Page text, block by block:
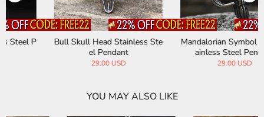
Bull Skull Head Stainless Ste
Mandalorian Symbol Skull St
ainless Steel Pendant
YOU MAY ALSO LIKE